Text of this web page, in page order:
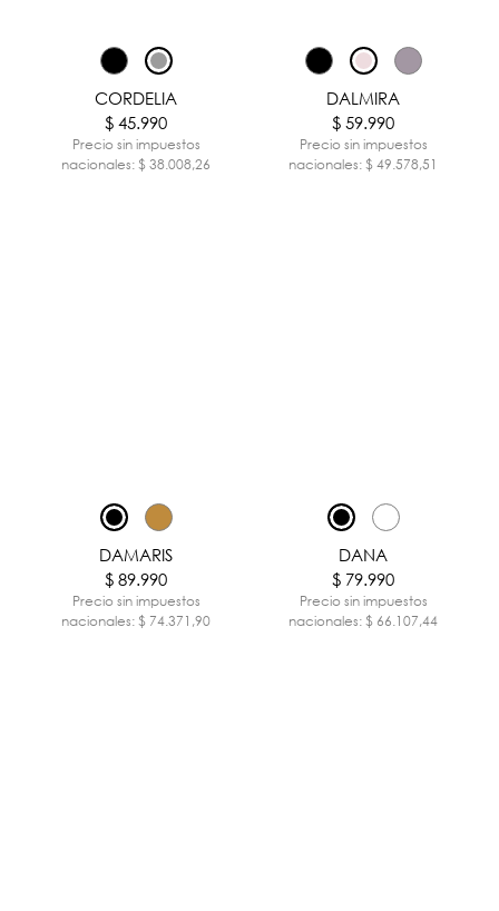
CORDELIA
$ 45.990
Precio sin impuestos
nacionales: $ 38.008,26
DALMIRA
$ 59.990
Precio sin impuestos
nacionales: $ 49.578,51
DAMARIS
$ 89.990
Precio sin impuestos
nacionales: $ 74.371,90
DANA
$ 79.990
Precio sin impuestos
nacionales: $ 66.107,44